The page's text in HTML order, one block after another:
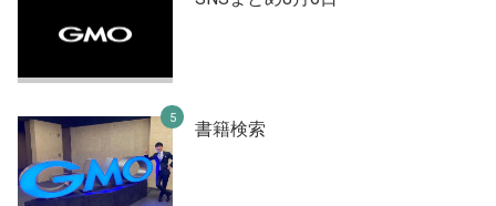
書籍検索